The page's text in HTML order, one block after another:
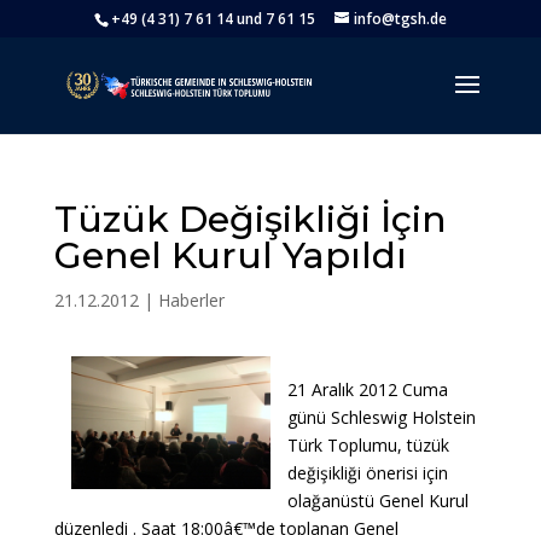
+49 (4 31) 7 61 14 und 7 61 15 info@tgsh.de
Tüzük Değişikliği İçin
Genel Kurul Yapıldı
21.12.2012| Haberler
21 Aralık 2012 Cuma
günü Schleswig Holstein
Türk Toplumu, tüzük
değişikliği önerisi için
olağanüstü Genel Kurul
düzenledi . Saat 18:00â€™de toplanan Genel